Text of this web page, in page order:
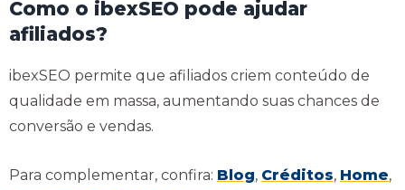
Como o ibexSEO pode ajudar
afiliados?
ibexSEO permite que afiliados criem conteúdo de
qualidade em massa, aumentando suas chances de
conversão e vendas.
Para complementar, confira: Blog, Créditos, Home,